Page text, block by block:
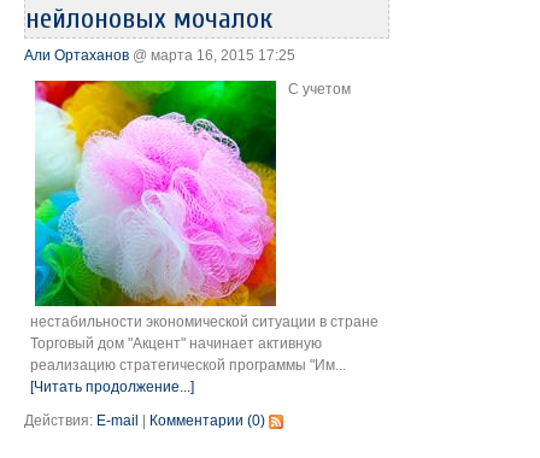
нейлоновых мочалок
Али Ортаханов @ марта 16, 2015 17:25
С учетом
нестабильности экономической ситуации в стране
Торговый дом "Акцент" начинает активную
реализацию стратегической программы "Им...
[Читать продолжение...]
Действия: E-mail | Комментарии (0)